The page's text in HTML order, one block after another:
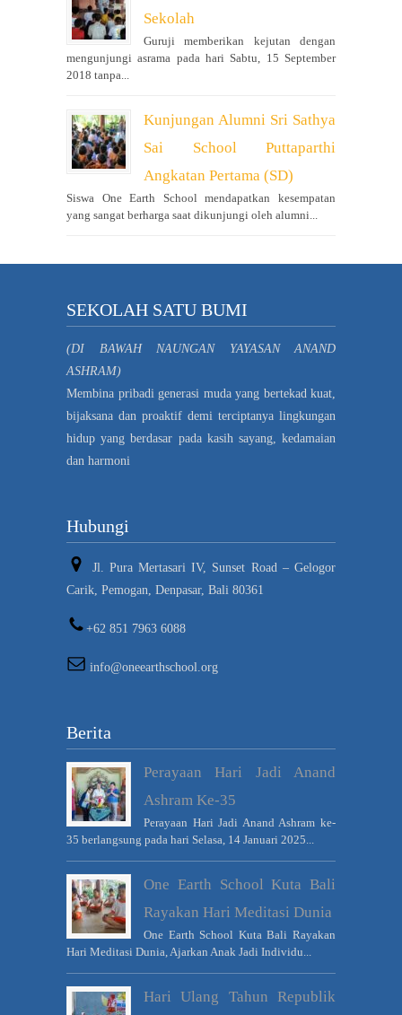
Sekolah
Guruji memberikan kejutan dengan
mengunjungi asrama pada hari Sabtu, 15 September
2018 tanpa...
Kunjungan Alumni Sri Sathya
Sai School Puttaparthi
Angkatan Pertama (SD)
Siswa One Earth School mendapatkan kesempatan
yang sangat berharga saat dikunjungi oleh alumni...
SEKOLAH SATU BUMI
(DI BAWAH NAUNGAN YAYASAN ANAND
ASHRAM)
Membina pribadi generasi muda yang bertekad kuat,
bijaksana dan proaktif demi terciptanya lingkungan
hidup yang berdasar pada kasih sayang, kedamaian
dan harmoni
Hubungi
Jl. Pura Mertasari IV, Sunset Road – Gelogor
Carik, Pemogan, Denpasar, Bali 80361
+62 851 7963 6088
info@oneearthschool.org
Berita
Perayaan Hari Jadi Anand
Ashram Ke-35
Perayaan Hari Jadi Anand Ashram ke-
35 berlangsung pada hari Selasa, 14 Januari 2025...
One Earth School Kuta Bali
Rayakan Hari Meditasi Dunia
One Earth School Kuta Bali Rayakan
Hari Meditasi Dunia, Ajarkan Anak Jadi Individu...
Hari Ulang Tahun Republik